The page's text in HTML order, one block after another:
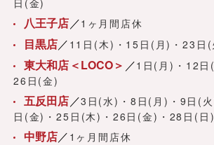
日(金)
八王子店 1ヶ月間店休
目黒店 11日(木)・15日(月)・23日(
東大和店＜LOCO＞
1日(月)・12日
26日(金)
五反田店
3日(水)・8日(月)・9日(
日(金)・25日(木)・26日(金)・28日(日
中野店 1ヶ月間店休